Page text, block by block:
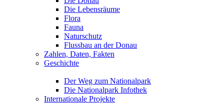
Die Lebensräume
Flora
Fauna
Naturschutz
Flussbau an der Donau
Zahlen, Daten, Fakten
Geschichte
Der Weg zum Nationalpark
Die Nationalpark Infothek
Internationale Projekte